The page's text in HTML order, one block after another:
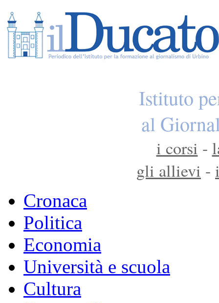
Istituto
al
i corsi -
gli allievi -
Cronaca
Politica
Economia
Università e scuola
Cultura